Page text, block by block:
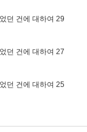
던 건에 대하여 29
던 건에 대하여 27
던 건에 대하여 25